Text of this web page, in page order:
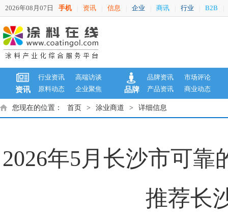
2026年08月07日 手机 资讯 信息 企业 商讯 行业 B2B
资讯
行业资讯
高端访谈
原料动态
企业聚焦 品牌
品牌资讯
市场评论
产品资讯
商业动态
您现在的位置： 首页 > 涂业商道 > 详细信息
2026年5月长沙市可
推荐长